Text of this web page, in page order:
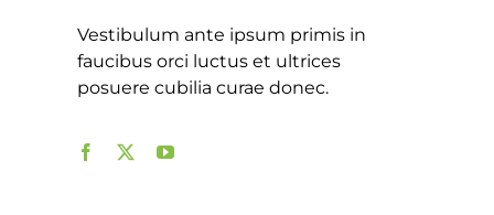
Vestibulum ante ipsum primis in
faucibus orci luctus et ultrices
posuere cubilia curae donec.